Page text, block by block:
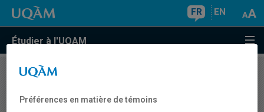
FR EN
Étudier à l'UQAM
COURS//
formation en milieux communautaire et de
Préférences en matière de témoins